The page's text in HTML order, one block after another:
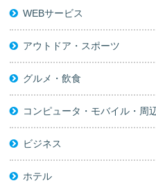
WEBサービス
アウトドア・スポーツ
グルメ・飲食
コンピュータ・モバイル・周
ビジネス
ホテル